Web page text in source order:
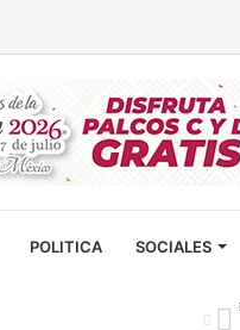
POLITICA SOCIALES